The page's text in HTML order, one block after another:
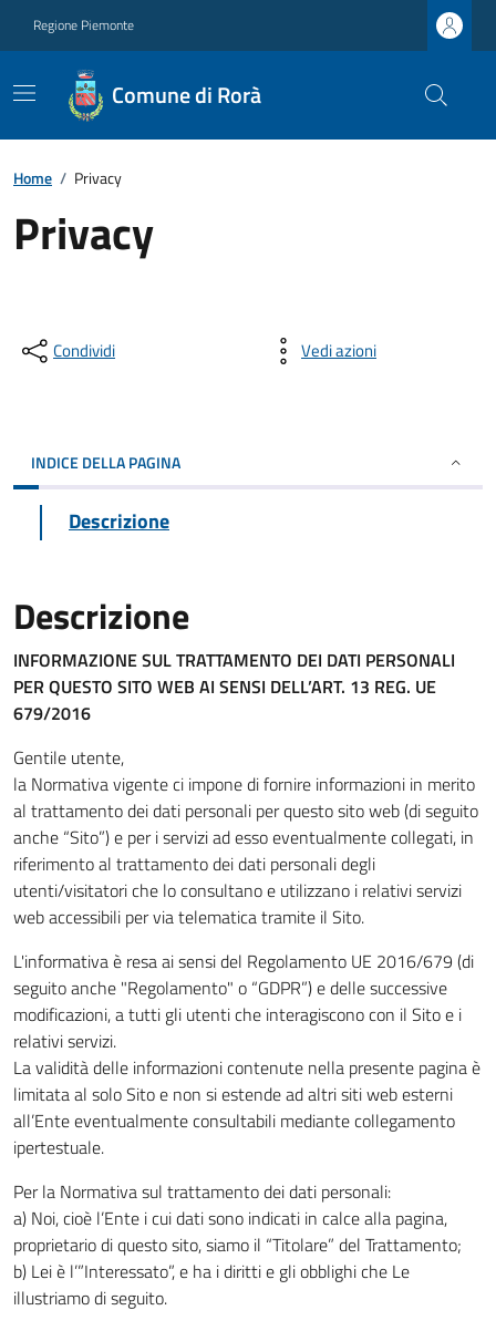
Regione Piemonte
Comune di Rorà
Home / Privacy
Privacy
Condividi Vedi azioni
INDICE DELLA PAGINA
Descrizione
Descrizione
INFORMAZIONE SUL TRATTAMENTO DEI DATI PERSONALI
PER QUESTO SITO WEB AI SENSI DELL’ART. 13 REG. UE
679/2016
Gentile utente,
la Normativa vigente ci impone di fornire informazioni in merito
al trattamento dei dati personali per questo sito web (di seguito
anche “Sito”) e per i servizi ad esso eventualmente collegati, in
riferimento al trattamento dei dati personali degli
utenti/visitatori che lo consultano e utilizzano i relativi servizi
web accessibili per via telematica tramite il Sito.
L'informativa è resa ai sensi del Regolamento UE 2016/679 (di
seguito anche "Regolamento" o “GDPR”) e delle successive
modificazioni, a tutti gli utenti che interagiscono con il Sito e i
relativi servizi.
La validità delle informazioni contenute nella presente pagina è
limitata al solo Sito e non si estende ad altri siti web esterni
all’Ente eventualmente consultabili mediante collegamento
ipertestuale.
Per la Normativa sul trattamento dei dati personali:
a) Noi, cioè l’Ente i cui dati sono indicati in calce alla pagina,
proprietario di questo sito, siamo il “Titolare” del Trattamento;
b) Lei è l’”Interessato”, e ha i diritti e gli obblighi che Le
illustriamo di seguito.